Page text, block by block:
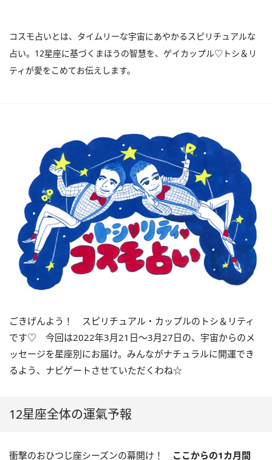
コスモ占いとは、タイムリーな宇宙にあやかるスピリチュアルな
占い。12星座に基づくまほうの智慧を、ゲイカップル♡トシ＆リ
ティが愛をこめてお伝えします。
ごきげんよう！ スピリチュアル・カップルのトシ＆リティ
です♡ 今回は2022年3月21 日〜3月27日の、宇宙からのメ
ッセージを星座別にお届け。みんながナチュラルに開運でき
るよう、ナビゲートさせていただくわね☆
12星座全体の運氣予報
衝撃のおひつじ座シーズンの幕開け！ ここからの1カ月間